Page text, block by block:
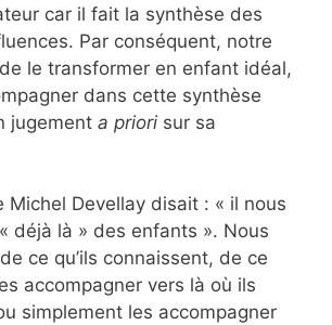
car il fait la synthèse des
Par conséquent, notre
de le transformer en enfant idéal,
dans cette synthèse
jugement a priori sur sa
Michel Devellay disait : « il nous
déjà là » des enfants ». Nous
ce qu’ils connaissent, de ce
accompagner vers là où ils
simplement les accompagner